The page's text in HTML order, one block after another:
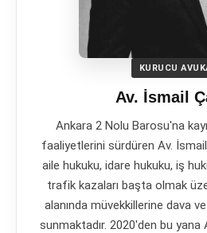
KURUCU
Av. İsmail
Ankara 2 Nolu Barosu'na
faaliyetlerini sürdüren Av.
aile hukuku, idare hukuku, iş
trafik kazaları başta olmak
alanında müvekkillerine dava
sunmaktadır. 2020'den bu